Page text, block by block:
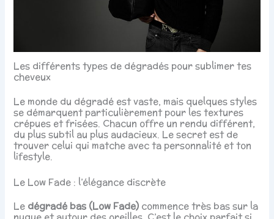
Les différents types de dégradés pour sublimer tes
cheveux
Le monde du dégradé est vaste, mais quelques styles
se démarquent particulièrement pour les textures
crépues et frisées. Chacun offre un rendu différent,
du plus subtil au plus audacieux. Le secret est de
trouver celui qui matche avec ta personnalité et ton
lifestyle.
Le Low Fade : l’élégance discrète
Le dégradé bas (Low Fade) commence très bas sur la